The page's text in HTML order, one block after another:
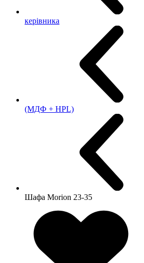
керівника
(МДФ + HPL)
Шафа Morion 23-35